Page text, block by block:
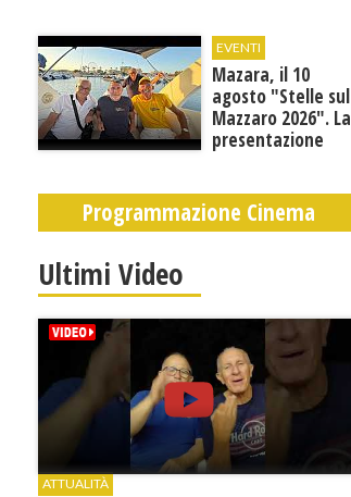
EVENTI
Mazara, il 10
agosto "Stelle sul
Mazzaro 2026". La
presentazione
Programmazione Cinema
Ultimi Video
ATTUALITÀ